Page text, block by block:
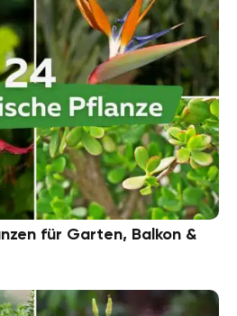
für Garten, Balkon &